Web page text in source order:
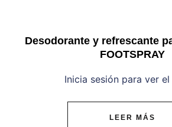
Desodorante y refrescante
FOOTSPRAY
Inicia sesión para ver
LEER MÁS